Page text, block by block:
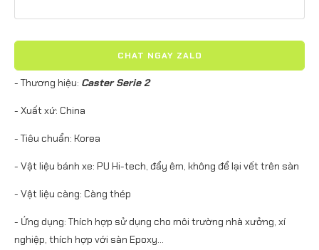
CHAT NGAY ZALO
- Thương hiệu: Caster Serie 2
- Xuất xứ: China
- Tiêu chuẩn: Korea
- Vật liệu bánh xe: PU Hi-tech, đẩy êm, không để lại vết trên sàn
- Vật liệu càng: Càng thép
- Ứng dụng: Thích hợp sử dụng cho môi trường nhà xưởng, xí
nghiệp, thích hợp với sàn Epoxy...